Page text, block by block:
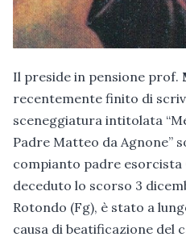
Il preside in pensione prof.
recentemente finito di
sceneggiatura intitolata
Padre Matteo da Agnone”
compianto padre esorcista
deceduto lo scorso 3
Rotondo (Fg), è stato a
causa di beatificazione del